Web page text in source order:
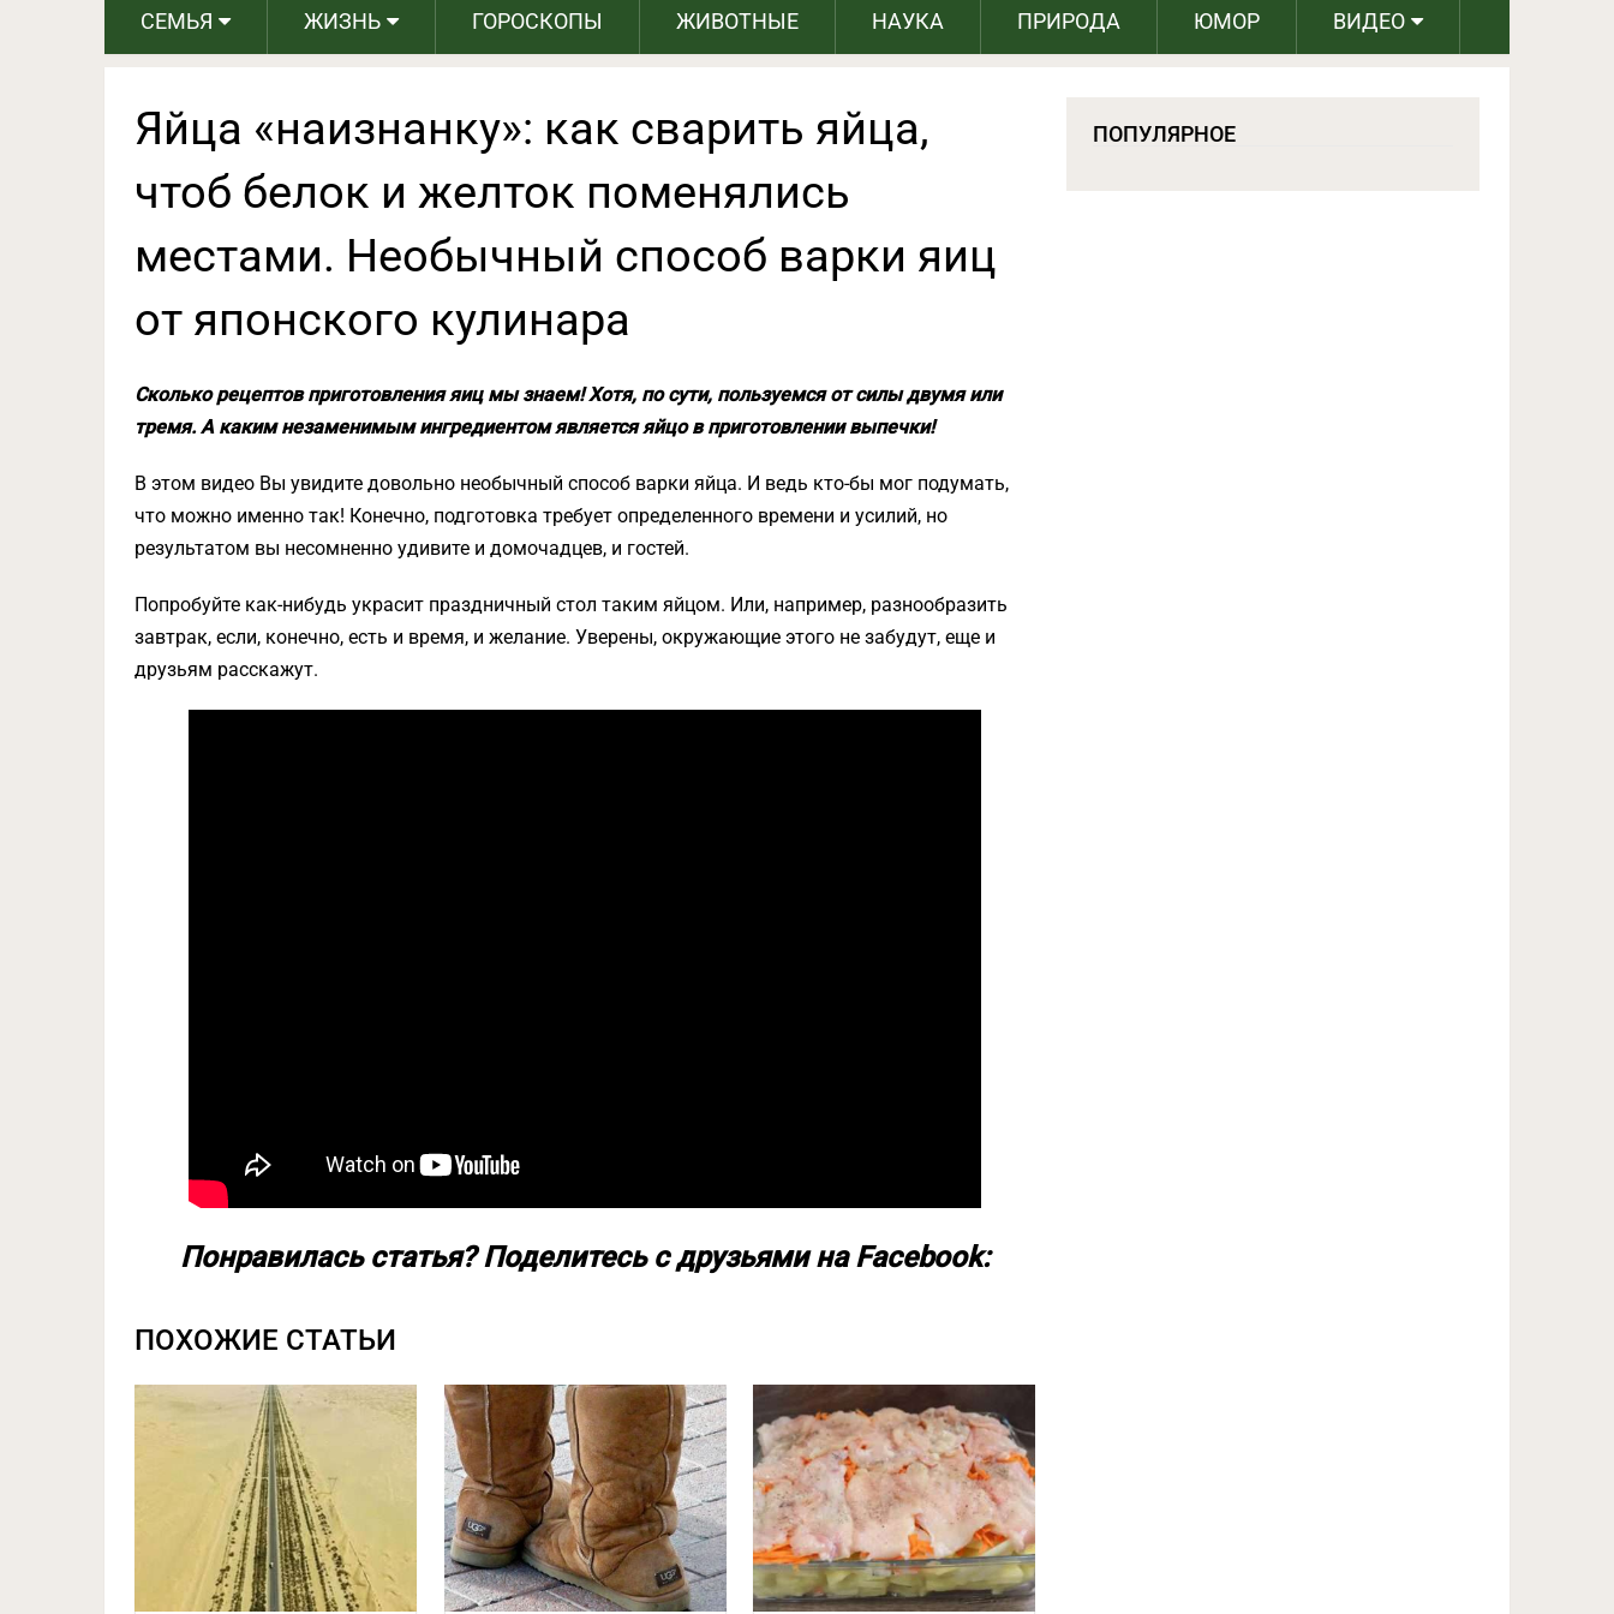
СЕМЬЯ ЖИЗНЬ ГОРОСКОПЫ ЖИВОТНЫЕ НАУКА ПРИРОДА ЮМОР ВИДЕО
Яйца «наизнанку»: как сварить яйца,
чтоб белок и желток поменялись
местами. Необычный способ варки яиц
от японского кулинара
Сколько рецептов приготовления яиц мы знаем! Хотя, по сути, пользуемся от силы двумя или
тремя. А каким незаменимым ингредиентом является яйцо в приготовлении выпечки!
В этом видео Вы увидите довольно необычный способ варки яйца. И ведь кто-бы мог подумать,
что можно именно так! Конечно, подготовка требует определенного времени и усилий, но
результатом вы несомненно удивите и домочадцев, и гостей.
Попробуйте как-нибудь украсит праздничный стол таким яйцом. Или, например, разнообразить
завтрак, если, конечно, есть и время, и желание. Уверены, окружающие этого не забудут, еще и
друзьям расскажут.
Понравилась статья? Поделитесь с друзьями на Facebook:
ПОХОЖИЕ СТАТЬИ
ПОПУЛЯРНОЕ